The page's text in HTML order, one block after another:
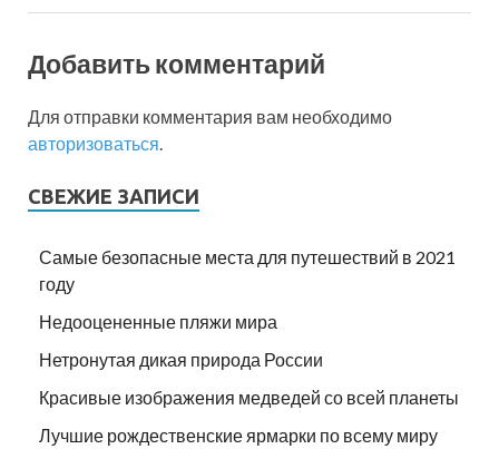
Добавить комментарий
Для отправки комментария вам необходимо
авторизоваться
СВЕЖИЕ ЗАПИСИ
Самые безопасные места для путешествий в 2021
году
Недооцененные пляжи мира
Нетронутая дикая природа России
Красивые изображения медведей со всей планеты
Лучшие рождественские ярмарки по всему миру